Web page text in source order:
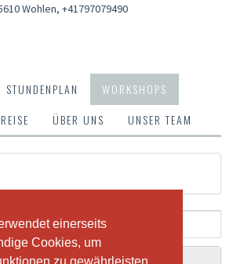
einerseits
Cookies, um
einerseits
Cookies, um
Wohlen, +41797079490
STUNDENPLAN
WORKSHOPS
ÜBER UNS UNSER TEAM